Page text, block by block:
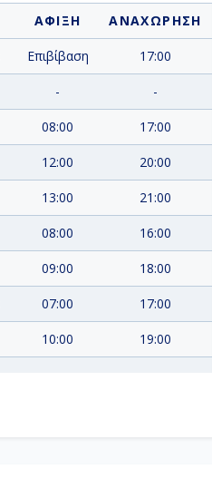
ΑΦΙΞΗ ΑΝΑΧΩΡΗΣΗ
Επιβίβαση 17:00
- -
08:00 17:00
12:00 20:00
13:00 21:00
08:00 16:00
09:00 18:00
07:00 17:00
10:00 19:00